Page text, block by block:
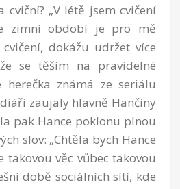
cviční? „V létě jsem cvičení
zimní období je pro mě
dokážu udržet více
se těším na pravidelné
herečka známá ze seriálu
zaujaly hlavně Hančiny
pak Hance poklonu plnou
slov: „Chtěla bych Hance
takovou věc vůbec takovou
době sociálních sítí, kde